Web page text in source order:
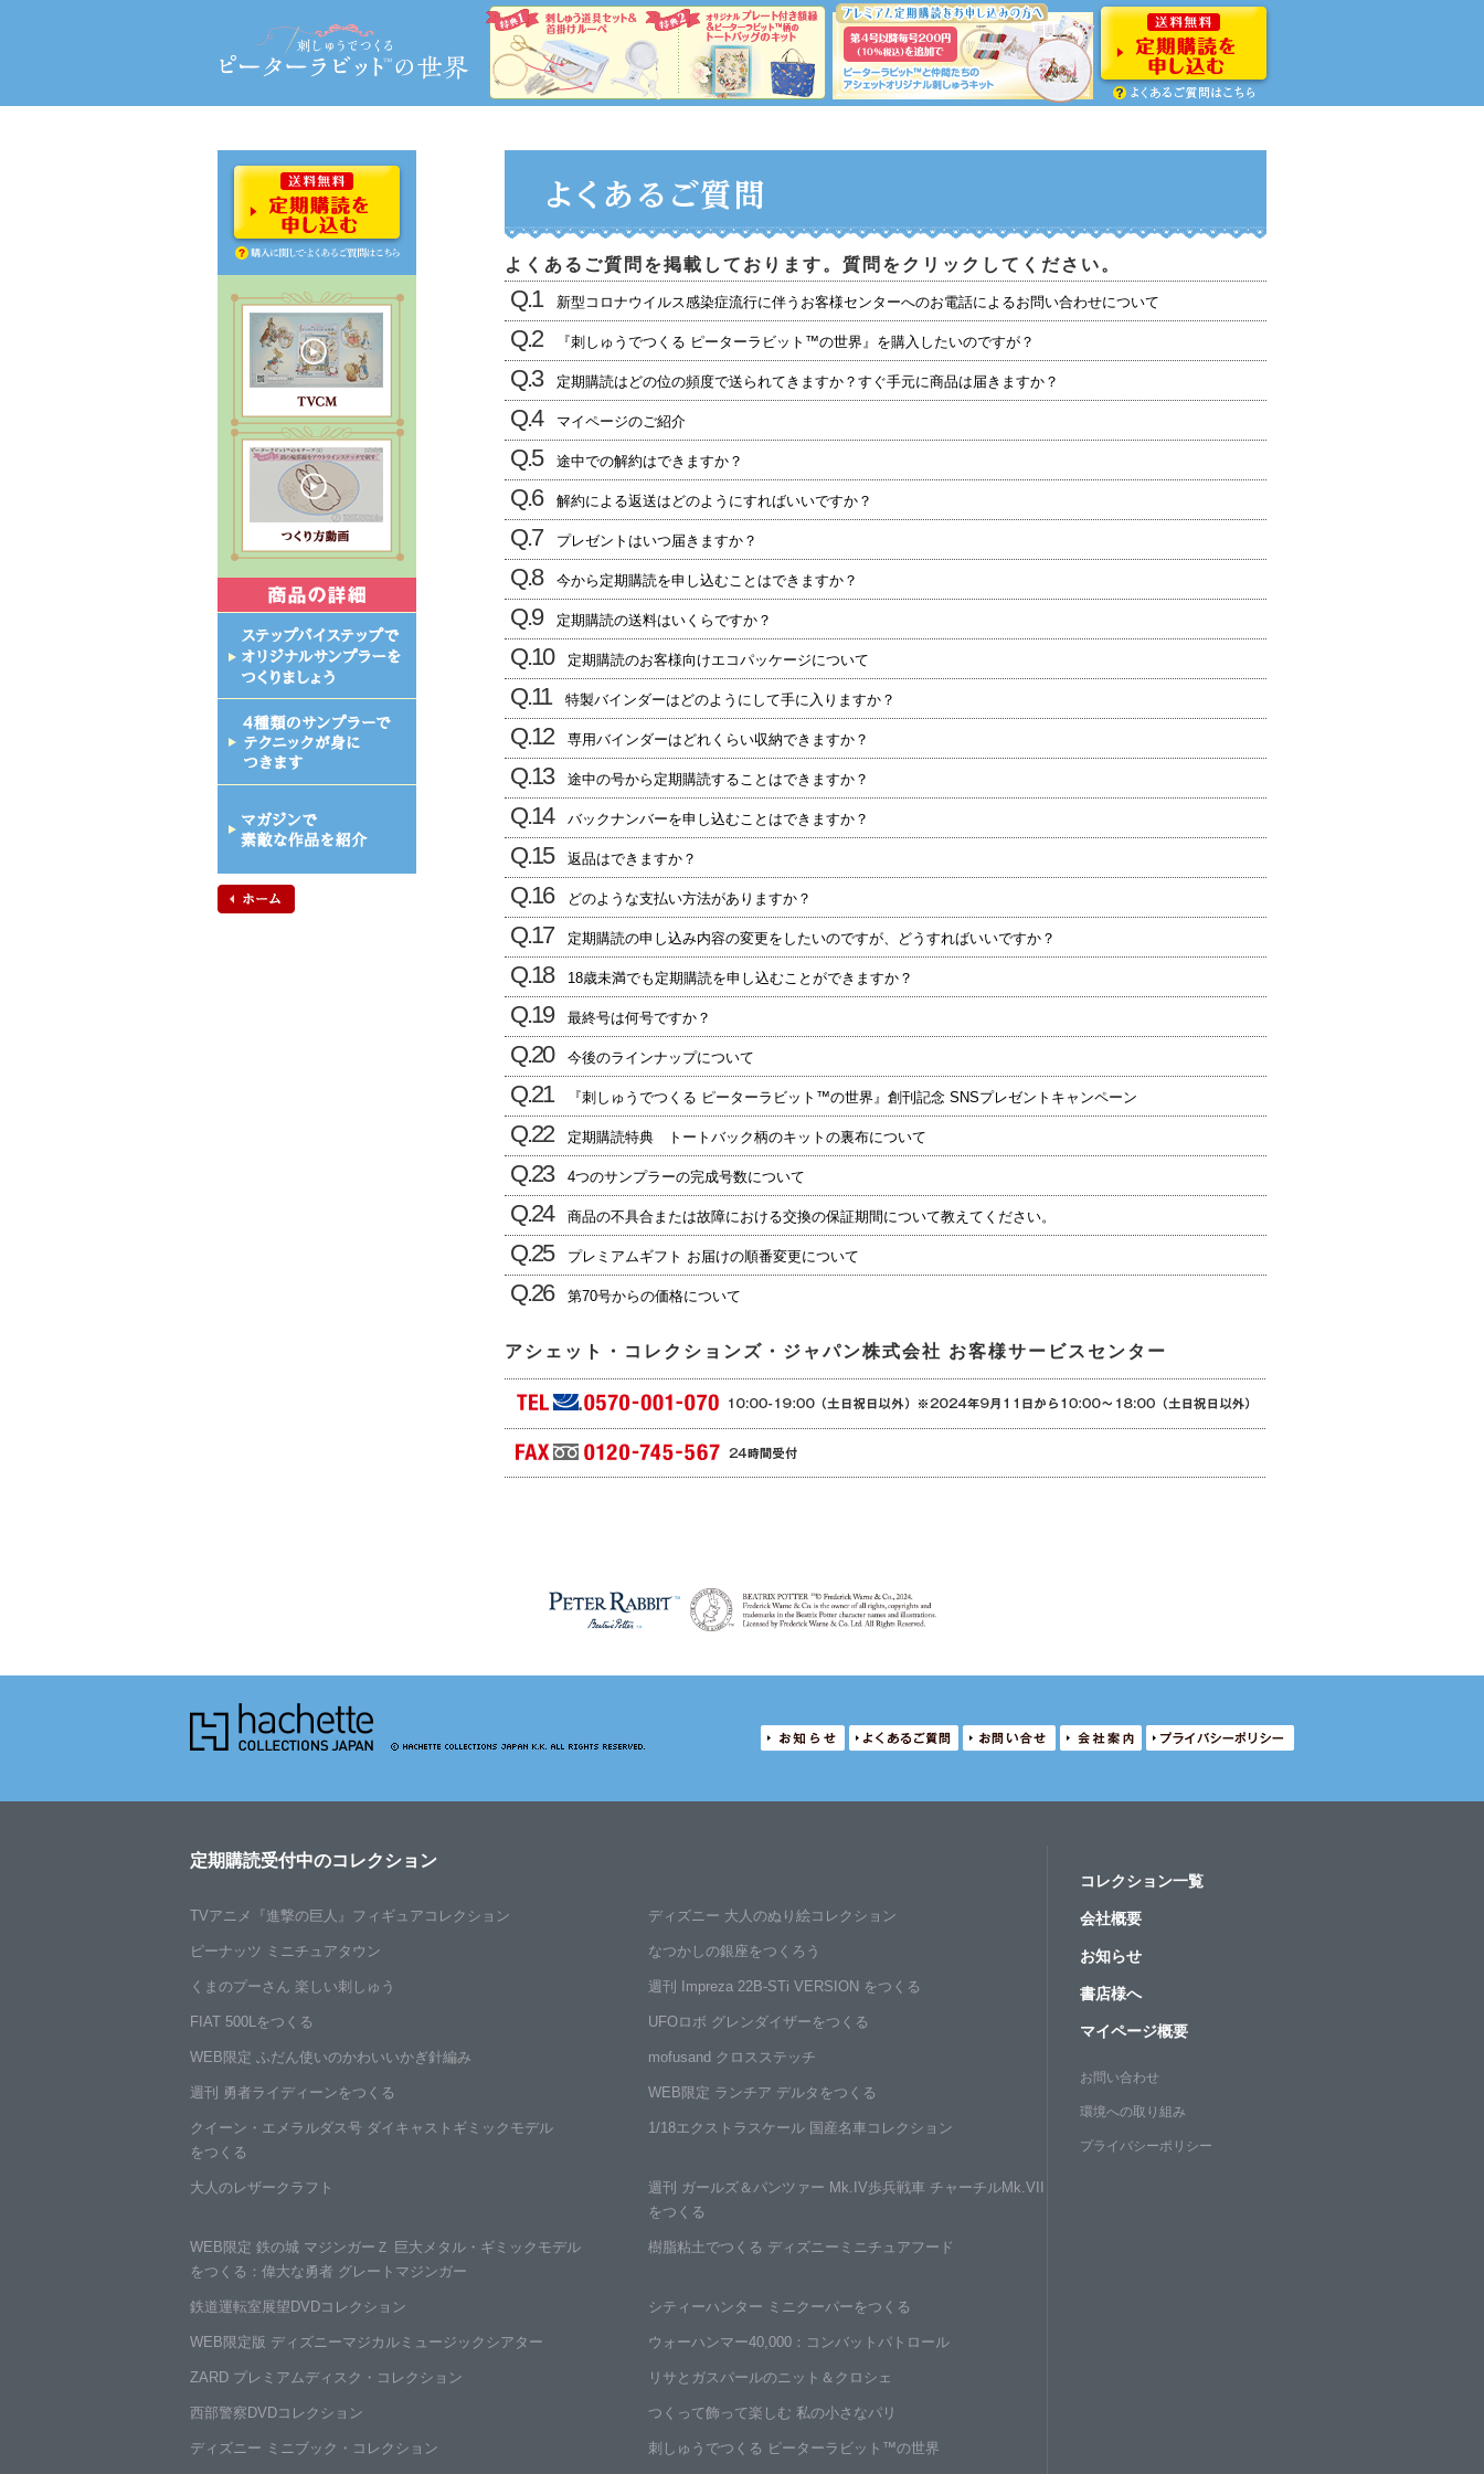
よくあるご質問を掲載しております。 質問をクリックしてください。
Q.1新型コロナウイルス感染症流行に伴うお客様センターへのお電話によるお問い合わせについて
Q.2『刺しゅうでつくる ピーターラビット™の世界』を購入したいのですが？
Q.3定期購読はどの位の頻度で送られてきますか？すぐ手元に商品は届きますか？
Q.4マイページのご紹介
Q.5途中での解約はできますか？
Q.6解約による返送はどのようにすればいいですか？
Q.7 プレゼントはいつ届きますか？
Q.8今から定期購読を申し込むことはできますか？
Q.9定期購読の送料はいくらですか？
Q.10定期購読のお客様向けエコパッケージについて
Q.11特製バインダーはどのようにして手に入りますか？
Q.12専用バインダーはどれくらい収納できますか？
Q.13途中の号から定期購読することはできますか？
Q.14バックナンバーを申し込むことはできますか？
Q.15返品はできますか？
Q.16どのような支払い方法がありますか？
Q.17 定期購読の申し込み内容の変更をしたいのですが、どうすればいいですか？
Q.1818歳未満でも定期購読を申し込むことができますか？
Q.19最終号は何号ですか？
Q.20今後のラインナップについて
Q.21『刺しゅうでつくる ピーターラビット™の世界』創刊記念 SNSプレゼントキャンペーン
Q.22定期購読特典 トートバック柄のキットの裏布について
Q.234つのサンプラーの完成号数について
Q.24商品の不具合または故障における交換の保証期間について教えてください。
Q.25プレミアムギフト お届けの順番変更について
Q.26第70号からの価格について
アシェット・コレクションズ・ジャパン株式会社 お客様サービスセンター
定期購読受付中のコレクション
TVアニメ 『進撃の巨人』 フィギュア コレクション ディズニー 大人のぬり絵コレクション
ピーナッツ ミニチュア タウン なつかしの銀座 をつくろう
くまのプーさん 楽しい刺しゅう 週刊 Impreza 22B-STi VERSION をつくる
FIAT 500Lをつくる UFOロボ グレンダイザーをつくる
WEB限定 ふだん使いのかわいいかぎ針編み mofusand クロスステッチ
週刊 勇者ライディーン をつくる WEB限定 ランチア デルタ をつくる
クイーン・ エメラルダス号 ダイキャスト ギミックモデル
をつくる
1/18エクストラ スケール 国産名車 コレクション
大人のレザークラフト 週刊 ガールズ＆パンツァー Mk.IV歩兵戦車 チャーチルMk.VII
をつくる
WEB限定 鉄の城 マジンガーＺ 巨大メタル・ ギミックモデル
をつくる： 偉大な勇者 グレートマジンガー
樹脂粘土でつくる ディズニー ミニチュアフード
鉄道運転室展望 DVDコレクション シティーハンター ミニクーパー をつくる
WEB限定版 ディズニーマジカル ミュージック シアター ウォーハンマー40,000： コンバット パトロール
ZARD プレミアム ディスク・ コレクション リサと ガスパールの ニット＆クロシェ
西部警察 DVDコレクション つくって飾って 楽しむ 私の小さなパリ
ディズニー ミニブック・ コレクション 刺しゅうでつくる ピーターラビット™の世界
コレクション一覧
会社概要
お知らせ
書店様へ
マイページ概要
お問い合わせ
環境への取り組み
プライバシーポリシー